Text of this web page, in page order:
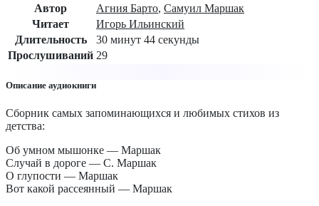
Автор
Агния Барто, Самуил Маршак
Читает
Игорь Ильинский
Длительность
30 минут 44 секунды
Прослушиваний 29
Описание аудиокниги
Сборник самых запоминающихся и любимых стихов из
детства:
Об умном мышонке — Маршак
Случай в дороге — С. Маршак
О глупости — Маршак
Вот какой рассеянный — Маршак